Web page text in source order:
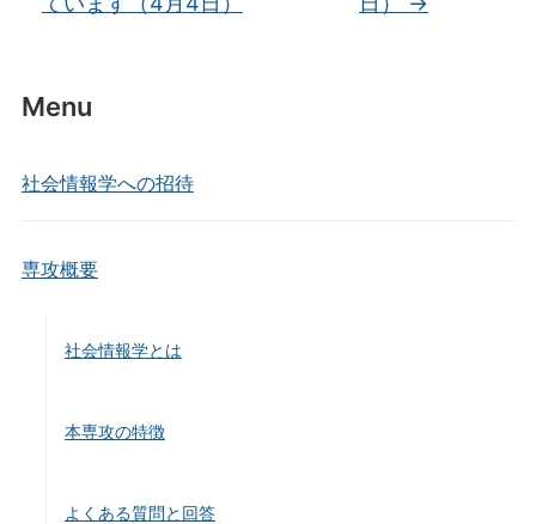
Menu
社会情報学への招待
専攻概要
社会情報学とは
本専攻の特徴
よくある質問と回答